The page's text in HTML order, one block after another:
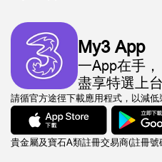
My3 App
一App在手，
盡享特選上
請循官方途徑下載應用程式，以減低
貴金屬及寶石A類註冊交易商(註冊號